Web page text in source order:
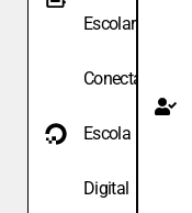
Escolar
Conecta
Escola
Digital